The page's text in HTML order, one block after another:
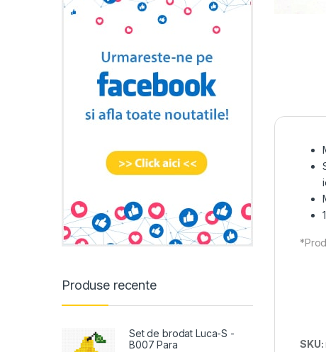
SKU:
Produse recente
Set de brodat Luca-S -
B007 Para